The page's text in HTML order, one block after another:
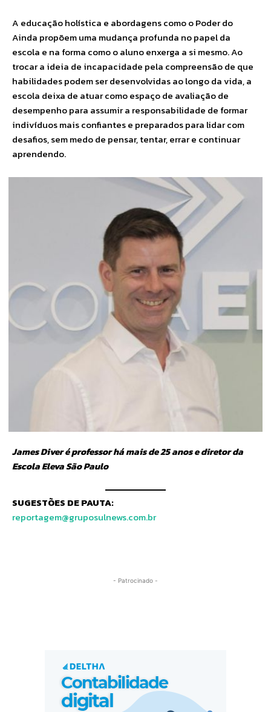
A educação holística e abordagens como o Poder do
Ainda propõem uma mudança profunda no papel da
escola e na forma como o aluno enxerga a si mesmo. Ao
trocar a ideia de incapacidade pela compreensão de que
habilidades podem ser desenvolvidas ao longo da vida, a
escola deixa de atuar como espaço de avaliação de
desempenho para assumir a responsabilidade de formar
indivíduos mais confiantes e preparados para lidar com
desafios, sem medo de pensar, tentar, errar e continuar
aprendendo.
James Diver é professor há mais de 25 anos e diretor da
Escola Eleva São Paulo
SUGESTÕES DE PAUTA:
reportagem@gruposulnews.com.br
- Patrocinado -